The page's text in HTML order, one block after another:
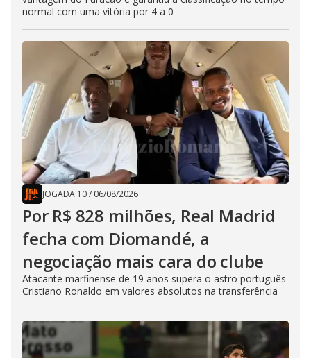
normal com uma vitória por 4 a 0
JOGADA 10/ 06/08/2026
Por R$ 828 milhões, Real Madrid
fecha com Diomandé, a
negociação mais cara do clube
Atacante marfinense de 19 anos supera o astro português
Cristiano Ronaldo em valores absolutos na transferência